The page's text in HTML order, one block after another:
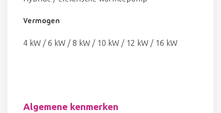
Vermogen
4 kW / 6 kW / 8 kW / 10 kW / 12 kW / 16 kW
Algemene kenmerken